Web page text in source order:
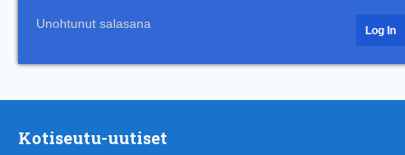
Unohtunut salasana
Kotiseutu-uutiset